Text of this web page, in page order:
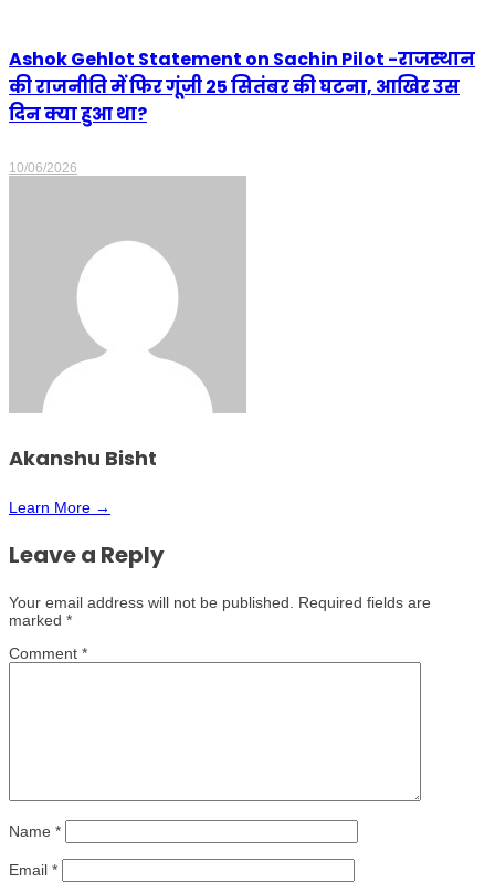
Ashok Gehlot Statement on Sachin Pilot -राजस्थान
की राजनीति में फिर गूंजी 25 सितंबर की घटना, आखिर उस
दिन क्या हुआ था?
10/06/2026
Akanshu Bisht
Learn More →
Leave a Reply
Your email address will not be published. Required fields are
marked *
Comment *
Name *
Email *